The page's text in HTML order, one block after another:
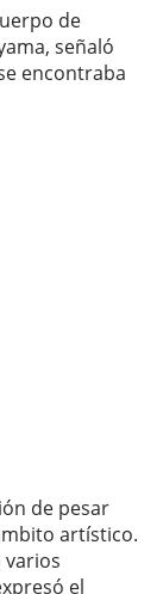
de
señaló
encontraba
de pesar
artístico.
varios
el